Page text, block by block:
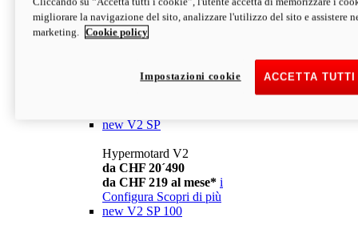
da CHF 13´990
Configura Scopri di più
newV2
da CHF 15´990
new V2 SP
Hypermotard V2
da CHF 20´490
da CHF 219 al mese* i
Configura Scopri di più
new V2 SP 100
migliorare la navigazione del sito, analizzare l'utilizzo del sito e assistere
marketing.
Cookie policy
ACCETTA
Impostazioni cookie